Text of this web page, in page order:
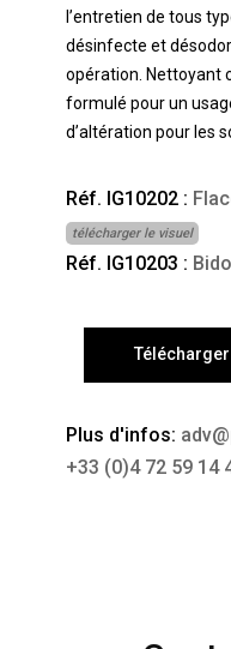
l’entretien de tous
désinfecte et
opération. Nettoyant
formulé pour un
d’altération pour les
Réf. IG10202 :
télécharger le visuel
Réf. IG10203 :
Plus d'infos:
+33 (0)4 72 59 14